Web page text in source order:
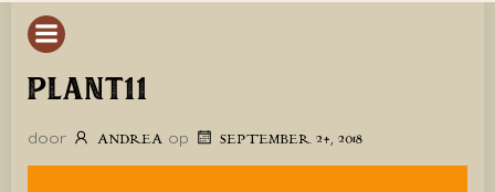
PLANT11
door ANDREA op SEPTEMBER 24, 2018